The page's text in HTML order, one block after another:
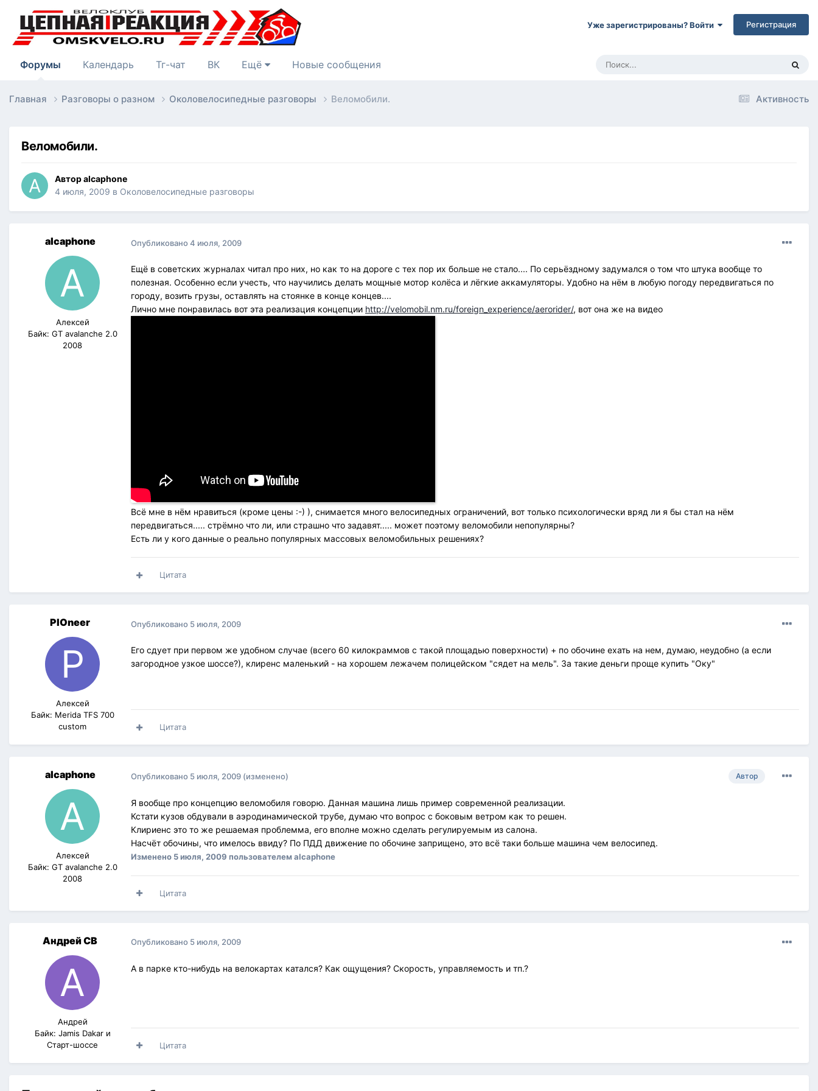
Уже зарегистрированы? Войти Регистрация
Форумы Календарь Тг-чат ВК Ещё Новые сообщения
Активность
Главная Разговоры о разном Околовелосипедные разговоры Веломобили.
Веломобили.
Авторalcaphone
4 июля, 2009 в Околовелосипедные разговоры
alcaphone
Алексей
Байк: GT avalanche 2.0
2008
Опубликовано4 июля, 2009
Ещё в советских журналах читал про них, но как то на дороге с тех пор их больше не стало.... По серьёздному задумался о том что штука вообще то
полезная. Особенно если учесть, что научились делать мощные мотор колёса и лёгкие аккамуляторы. Удобно на нём в любую погоду передвигаться по
городу, возить грузы, оставлять на стоянке в конце концев....
Лично мне понравилась вот эта реализация концепции http://velomobil.nm.ru/foreign_experience/aerorider/, вот она же на видео
Всё мне в нём нравиться (кроме цены :-) ), снимается много велосипедных ограничений, вот только психологически вряд ли я бы стал на нём
передвигаться..... стрёмно что ли, или страшно что задавят..... может поэтому веломобили непопулярны?
Есть ли у кого данные о реально популярных массовых веломобильных решениях?
Цитата
PIOneer
Алексей
Байк: Merida TFS 700
custom
Опубликовано 5 июля, 2009
Его сдует при первом же удобном случае (всего 60 килокраммов с такой площадью поверхности) + по обочине ехать на нем, думаю, неудобно (а если
загородное узкое шоссе?), клиренс маленький - на хорошем лежачем полицейском "сядет на мель". За такие деньги проще купить "Оку"
Цитата
alcaphone
Алексей
Байк: GT avalanche 2.0
2008
Автор
Опубликовано 5 июля, 2009 (изменено)
Я вообще про концепцию веломобиля говорю. Данная машина лишь пример современной реализации.
Кстати кузов обдували в аэродинамической трубе, думаю что вопрос с боковым ветром как то решен.
Клириенс это то же решаемая проблемма, его вполне можно сделать регулируемым из салона.
Насчёт обочины, что имелось ввиду? По ПДД движение по обочине заприщено, это всё таки больше машина чем велосипед.
Изменено 5 июля, 2009 пользователем alcaphone
Цитата
Андрей СВ
Андрей
Байк: Jamis Dakar и
Старт-шоссе
Опубликовано 5 июля, 2009
А в парке кто-нибудь на велокартах катался? Как ощущения? Скорость, управляемость и тп.?
Цитата